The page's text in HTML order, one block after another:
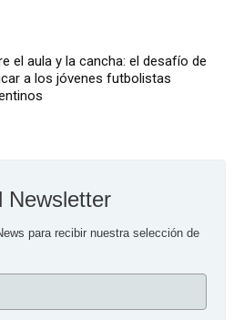
el aula y la cancha: el desafío de
a los jóvenes futbolistas
Newsletter
para recibir nuestra selección de